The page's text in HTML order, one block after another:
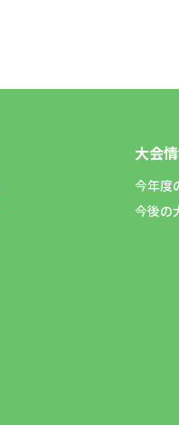
大会
今年度
今後の